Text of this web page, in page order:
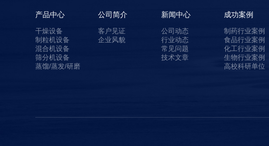
产品中心
干燥设备
制粒机设备
混合机设备
筛分机设备
蒸馏/蒸发/研磨
公司简介
客户见证
企业风貌
新闻中心
公司动态
行业动态
常见问题
技术文章
成功案例
制药行业案例
食品行业案例
化工行业案例
生物行业案例
高校科研单位